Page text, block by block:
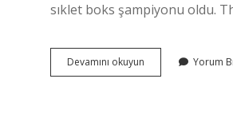
sıklet boks şampiyonu oldu.
Devamını okuyun
Zengin
Yorum